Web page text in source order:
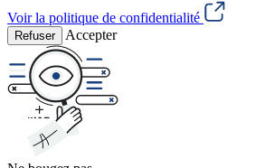
Voir la politique de confidentialité
Refuser Accepter